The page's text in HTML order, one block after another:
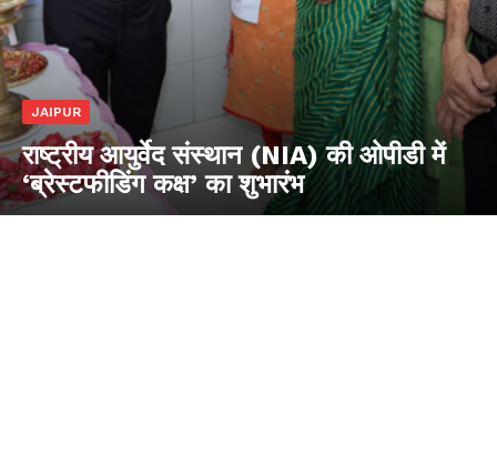
JAIPUR
राष्ट्रीय आयुर्वेद संस्थान (NIA) की ओपीडी में
‘ब्रेस्टफीडिंग कक्ष’ का शुभारंभ